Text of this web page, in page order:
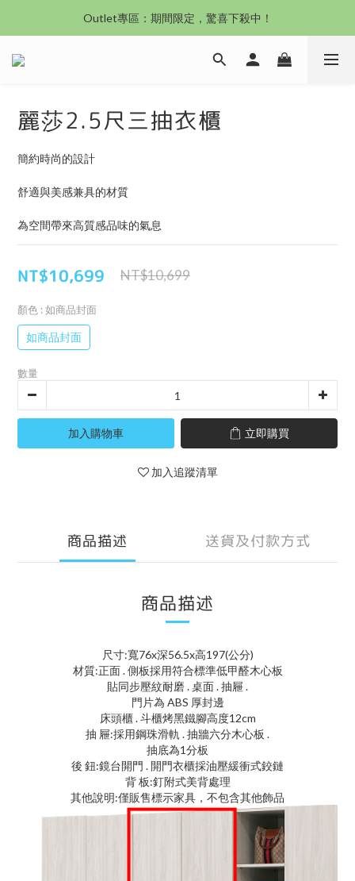
沙發新登場｜想躺就躺，頭等艙到商務艙一次擁有
Outlet專區：期間限定，驚喜下殺中！
沙發新登場｜想躺就躺，頭等艙到商務艙一次擁有
麗莎2.5尺三抽衣櫃
簡約時尚的設計
舒適與美感兼具的材質
為空間帶來高質感品味的氣息
NT$10,699 NT$10,699
顏色 : 如商品封面
如商品封面
數量
加入購物車 立即購買
加入追蹤清單
商品描述 送貨及付款方式
商品描述
尺寸:寬76x深56.5x高197(公分)
材質:正面 . 側板採用符合標準低甲醛木心板
貼同步壓紋耐磨 . 桌面 . 抽屜 .
門片為 ABS 厚封邊
床頭櫃 . 斗櫃烤黑鐵腳高度12cm
抽 屜:採用鋼珠滑軌 . 抽牆六分木心板 .
抽底為1分板
後 鈕:鏡台開門 . 開門衣櫃採油壓緩衝式鉸鏈
背 板:釘附式美背處理
其他說明:僅販售標示家具，不包含其他飾品